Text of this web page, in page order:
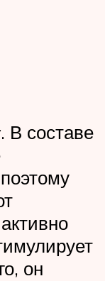
В составе
он